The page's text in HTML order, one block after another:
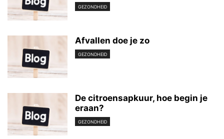
GEZONDHEID
Afvallen doe je zo
GEZONDHEID
De citroensapkuur, hoe begin je
eraan?
GEZONDHEID